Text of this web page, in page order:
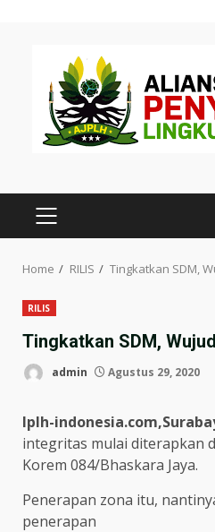
PRIMARY
Home RILIS Tingkatkan SDM,
RILIS
Tingkatkan SDM,
admin Agustus 29, 2020
lplh-
integritas mulai diterapkan
Korem 084/Bhaskara Jaya.
Penerapan zona itu,
penerapan